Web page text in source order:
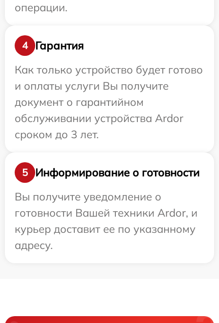
операции.
4
Гарантия
Как только устройство будет готово
и оплаты услуги Вы получите
документ о гарантийном
обслуживании устройства Ardor
сроком до 3 лет.
5
Информирование о готовности
Вы получите уведомление о
готовности Вашей техники Ardor, и
курьер доставит ее по указанному
адресу.